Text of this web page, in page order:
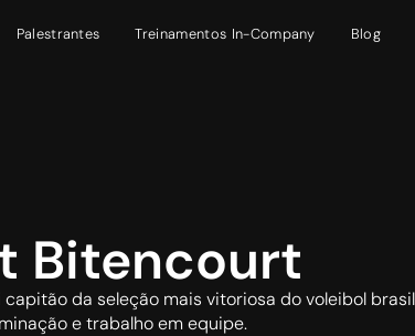
Palestrantes Treinamentos In-Company Blog
Bitencourt
da seleção mais vitoriosa do voleibol
e trabalho em equipe.